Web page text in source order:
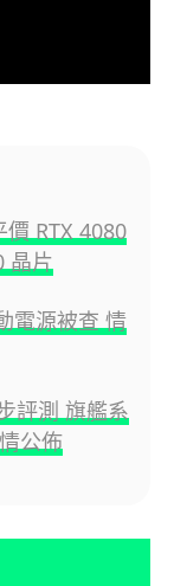
價 RTX 4080
晶片
電源被查 情
評測 旗艦系
公佈